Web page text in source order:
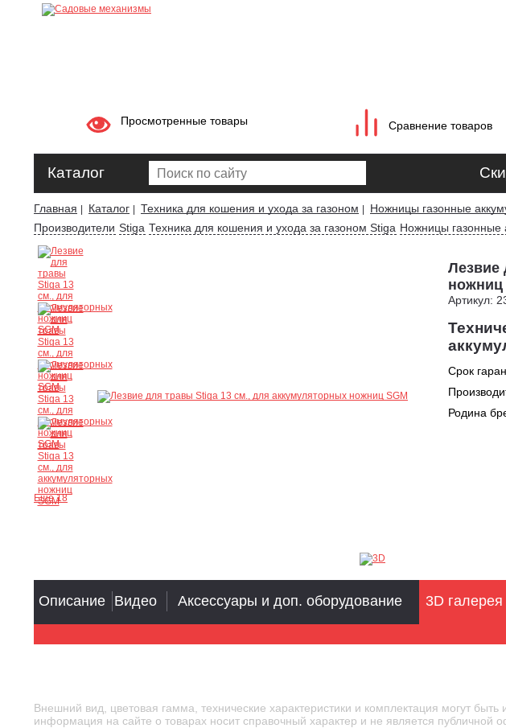
Просмотренные товары Сравнение товаров
Каталог
Главная Каталог Техника для кошения и ухода за газоном Ножницы газонные
Производители Stiga Техника для кошения и ухода за газоном Stiga Ножницы газонные
Ещё 18
Лезвие
ножниц
Артикул:
Срок
Родина
Описание Видео Аксессуары и доп. оборудование 3D галерея
Внешний вид, цветовая гамма, технические характеристики и комплектация могут
информация на сайте о товарах носит справочный характер и не является публичной